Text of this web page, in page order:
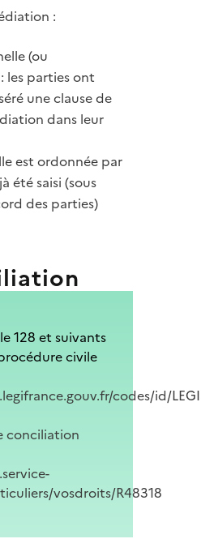
:
(ou
les parties ont
une clause de
dans leur
est ordonnée par
été saisi (sous
des parties)
128 et suivants
civile
codes/id/
conciliation
vosdroits/R48318